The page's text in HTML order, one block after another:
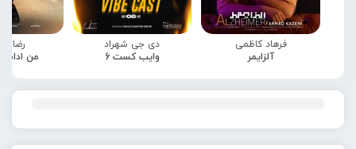
فرهاد کاظمی
آلزایمر
دی جی شهراد
وایب کست 6
رضا
من